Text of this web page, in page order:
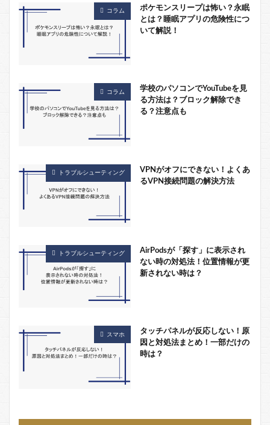
コラム
ポケモンスリープは怖い？永眠
とは？睡眠アプリの危険性につ
いて解説！
コラム
学校のパソコンでYouTubeを見
る方法は？ブロック解除でき
る？注意点も
トラブルシューティング
VPNがオフにできない！よくあ
るVPN接続問題の解決方法
トラブルシューティング
AirPodsが「探す」に表示され
ない時の対処法！位置情報が更
新されない時は？
スマホ
タッチパネルが反応しない！原
因と対処法まとめ！一部だけの
時は？